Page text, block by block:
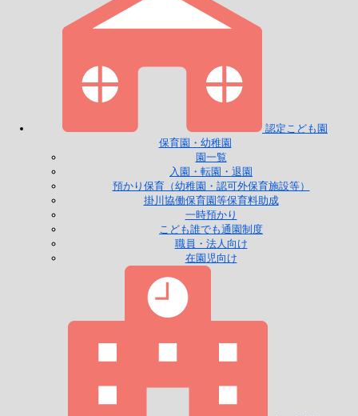
認定こども園
保育園・幼稚園
園一覧
入園・転園・退園
預かり保育（幼稚園・認可外保育施設等）
掛川協働保育園等保育料助成
一時預かり
こども誰でも通園制度
職員・法人向け
在園児向け